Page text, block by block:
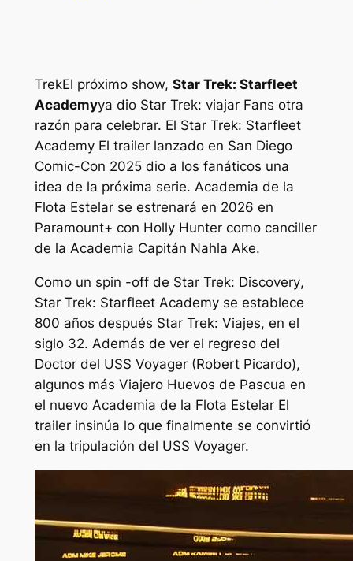
TrekEl próximo show, Star Trek: Starfleet
Academyya dio Star Trek: viajarFans otra
razón para celebrar. El Star Trek: Starfleet
AcademyEl trailer lanzado en San Diego
Comic-Con 2025 dio a los fanáticos una
idea de la próxima serie. Academia de la
Flota Estelarse estrenará en 2026 en
Paramount+ con Holly Hunter como canciller
de la Academia Capitán Nahla Ake.
Como un spin -off de Star Trek: Discovery,
Star Trek: Starfleet Academyse establece
800 años después Star Trek: Viajes, en el
siglo 32. Además de ver el regreso del
Doctor del USS Voyager (Robert Picardo),
algunos más ViajeroHuevos de Pascua en
el nuevo Academia de la Flota EstelarEl
trailer insinúa lo que finalmente se convirtió
en la tripulación del USS Voyager.